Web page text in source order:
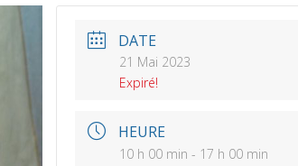
DATE
21 Mai 2023
Expiré!
HEURE
10 h 00 min - 17 h 00 min